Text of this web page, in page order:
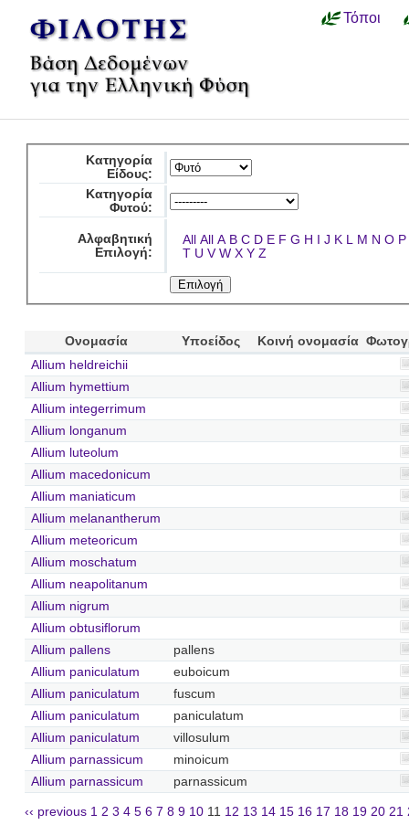
Τόποι
Κατηγορία
Είδους:
Κατηγορία
Φυτού:
Αλφαβητική
Επιλογή:
All All A B C D E F G H I J K L M N O P
T U V W X Y Z
Ονομασία Υποείδος Κοινή ονομασία
Allium heldreichii
Allium hymettium
Allium integerrimum
Allium longanum
Allium luteolum
Allium macedonicum
Allium maniaticum
Allium melanantherum
Allium meteoricum
Allium moschatum
Allium neapolitanum
Allium nigrum
Allium obtusiflorum
Allium pallens
pallens
Allium paniculatum
euboicum
Allium paniculatum
fuscum
Allium paniculatum
paniculatum
Allium paniculatum
villosulum
Allium parnassicum
minoicum
Allium parnassicum
parnassicum
‹‹ previous 1 2 3 4 5 6 7 8 9 10 11 12 13 14 15 16 17 18 19 20 21